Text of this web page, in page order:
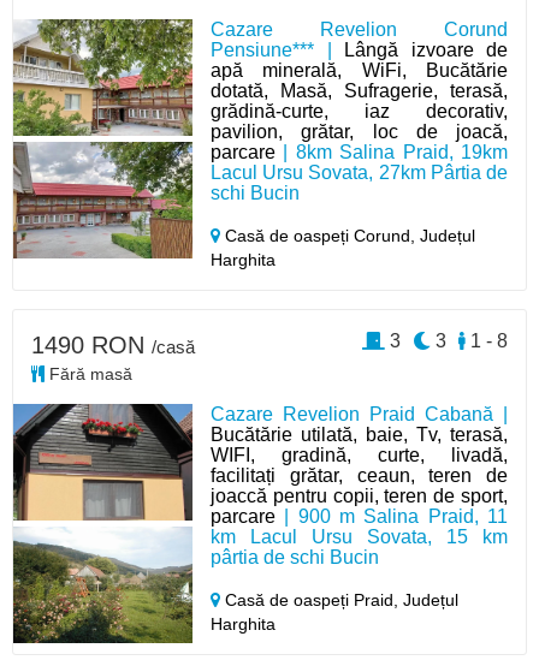
Cazare Revelion Corund
Pensiune*** |
Lângă izvoare de
apă minerală, WiFi, Bucătărie
dotată, Masă, Sufragerie, terasă,
grădină-curte, iaz decorativ,
pavilion, grătar, loc de joacă,
parcare | 8km Salina Praid, 19km
Lacul Ursu Sovata, 27km Pârtia de
schi Bucin
Casă de oaspeți Corund,Județul
Harghita
Cazare Revelion Praid Cabană |
Bucătărie utilată, baie, Tv, terasă,
WIFI, gradină, curte, livadă,
facilitați grătar, ceaun, teren de
joaccă pentru copii, teren de sport,
parcare | 900 m Salina Praid, 11
km Lacul Ursu Sovata, 15 km
pârtia de schi Bucin
Casă de oaspeți Praid,Județul
Harghita
1490 RON /casă
Fără masă
1 - 8
3
3